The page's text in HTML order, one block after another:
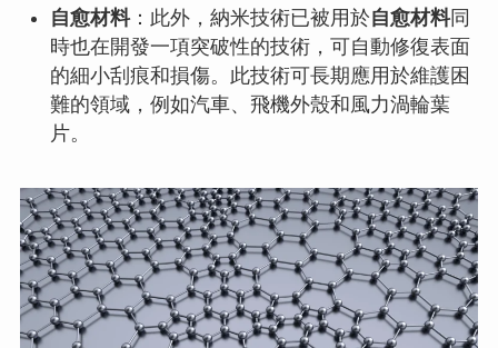
自愈材料：此外，納米技術已被用於自愈材料同
時也在開發一項突破性的技術，可自動修復表面
的細小刮痕和損傷。此技術可長期應用於維護困
難的領域，例如汽車、飛機外殼和風力渦輪葉
片。